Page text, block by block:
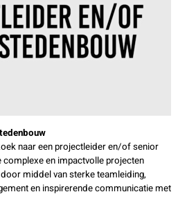
naar een projectleider en/of senior
en impactvolle projecten
middel van sterke teamleiding,
en inspirerende communicatie met